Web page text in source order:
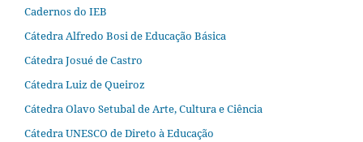
Cadernos do IEB
Cátedra Alfredo Bosi de Educação Básica
Cátedra Josué de Castro
Cátedra Luiz de Queiroz
Cátedra Olavo Setubal de Arte, Cultura e Ciência
Cátedra UNESCO de Direto à Educação